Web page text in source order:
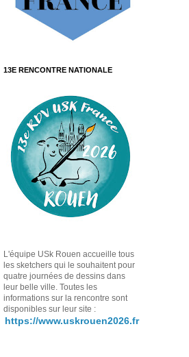
13E RENCONTRE NATIONALE
L'équipe USk Rouen accueille tous
les sketchers qui le souhaitent pour
quatre journées de dessins dans
leur belle ville. Toutes les
informations sur la rencontre sont
disponibles sur leur site :
https://www.uskrouen2026.fr